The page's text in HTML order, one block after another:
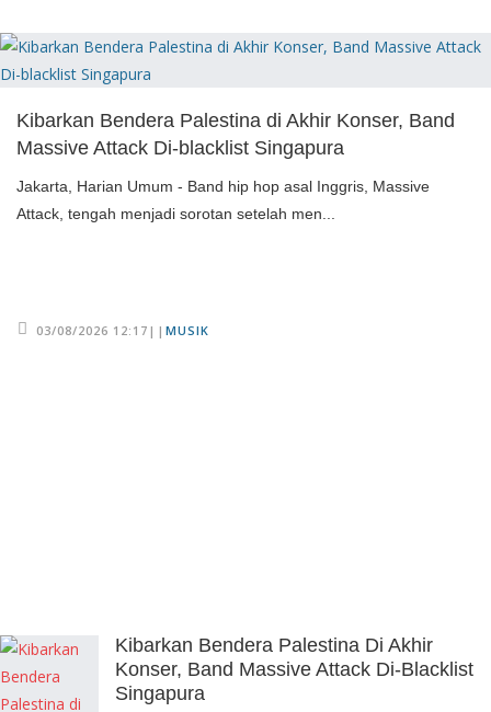
Kibarkan Bendera Palestina di Akhir Konser, Band
Massive Attack Di-blacklist Singapura
Jakarta, Harian Umum - Band hip hop asal Inggris, Massive
Attack, tengah menjadi sorotan setelah men...
03/08/2026 12:17|| MUSIK
Kibarkan Bendera Palestina Di Akhir
Konser, Band Massive Attack Di-Blacklist
Singapura